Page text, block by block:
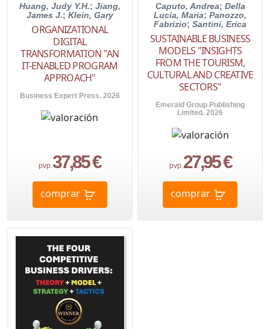
Huang, Judy Y.H.; Jiang,
James J.; Klein, Gary
ORGANIZATIONAL
DIGITAL
TRANSFORMATION "AN
IT-ENABLED PROGRAM
APPROACH"
Business Expert Press. 2026
pvp.37,85 €
comprar
Caputo, Andrea; Della
Lucia, Maria;Panozzo,
Fabrizio;Santini, Erica
SUSTAINABLE BUSINESS
MODELS "INSIGHTS
FROM THE TOURISM,
CULTURAL AND CREATIVE
SECTORS"
Emerald Group Publishing
Limited. 2026
pvp.27,95 €
comprar